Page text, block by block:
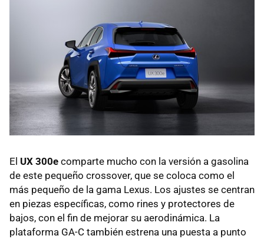
El UX 300e comparte mucho con la versión a gasolina
de este pequeño crossover, que se coloca como el
más pequeño de la gama Lexus. Los ajustes se centran
en piezas específicas, como rines y protectores de
bajos, con el fin de mejorar su aerodinámica. La
plataforma GA-C también estrena una puesta a punto